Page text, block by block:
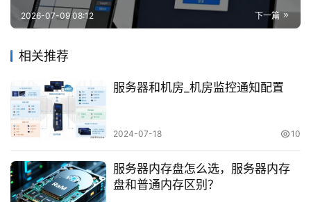
下一篇
2026-07-09 08:12
相关推荐
服务器和机房_机房监控通知配置
2024-07-18 10
服务器内存盘怎么选，服务器内存
盘和普通内存区别？